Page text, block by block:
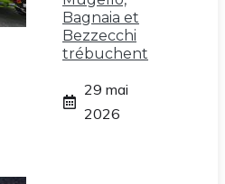
Bagnaia et
Bezzecchi
trébuchent
29 mai
2026